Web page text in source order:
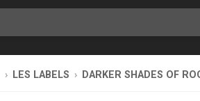
LES LABELS DARKER SHADES OF